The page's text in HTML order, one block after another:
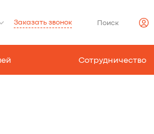
Заказать звонок Поиск
Сотрудничеcтво